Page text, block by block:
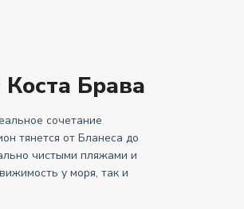
Брава
сочетание
тянется от Бланеса до
чистыми пляжами и
у моря, так и